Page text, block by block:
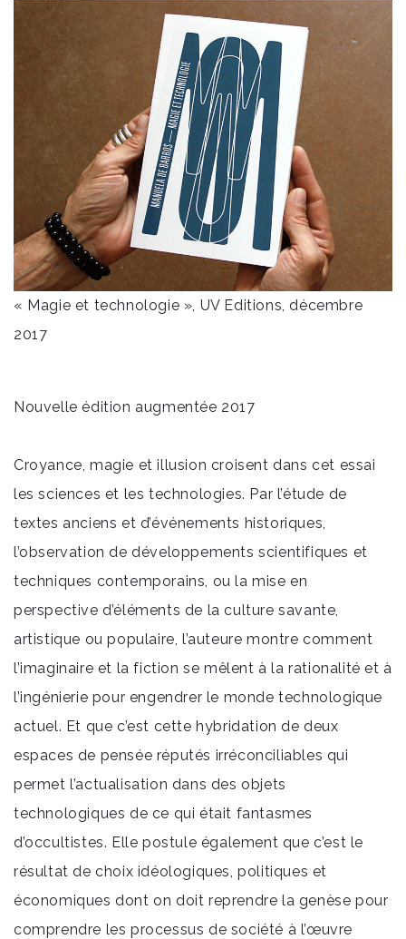
« Magie et technologie », UV Editions, décembre
2017
Nouvelle édition augmentée 2017
Croyance, magie et illusion croisent dans cet essai
les sciences et les technologies. Par l’étude de
textes anciens et d’événements historiques,
l’observation de développements scientifiques et
techniques contemporains, ou la mise en
perspective d’éléments de la culture savante,
artistique ou populaire, l’auteure montre comment
l’imaginaire et la fiction se mêlent à la rationalité et à
l’ingénierie pour engendrer le monde technologique
actuel. Et que c’est cette hybridation de deux
espaces de pensée réputés irréconciliables qui
permet l’actualisation dans des objets
technologiques de ce qui était fantasmes
d’occultistes. Elle postule également que c’est le
résultat de choix idéologiques, politiques et
économiques dont on doit reprendre la genèse pour
comprendre les processus de société à l’œuvre